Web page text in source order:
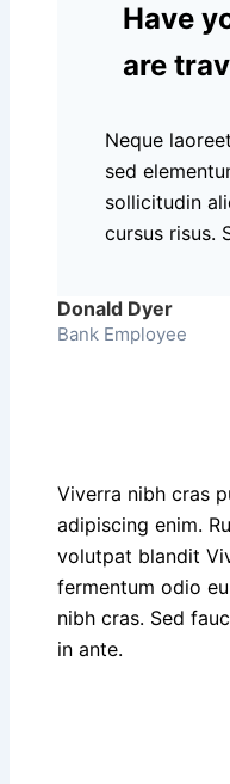
Have
are
Neque
sed
sollicitudin
cursus risus.
Donald Dyer
Bank Employee
Viverra nibh cras
adipiscing enim.
volutpat blandit
fermentum odio
nibh cras. Sed
in ante.